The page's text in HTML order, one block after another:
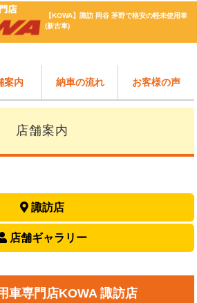
【KOWA】諏訪 岡谷 茅野で格安の軽未使用車
(新古車)
案内 納車の流れ お客様の声
店舗案内
諏訪店
店舗ギャラリー
車専門店KOWA 諏訪店